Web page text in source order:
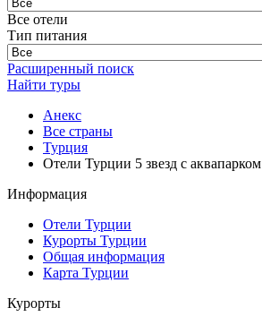
Все отели
Тип питания
Расширенный поиск
Найти туры
Анекс
Все страны
Турция
Отели Турции 5 звезд с аквапарком
Информация
Отели Турции
Курорты Турции
Общая информация
Карта Турции
Курорты